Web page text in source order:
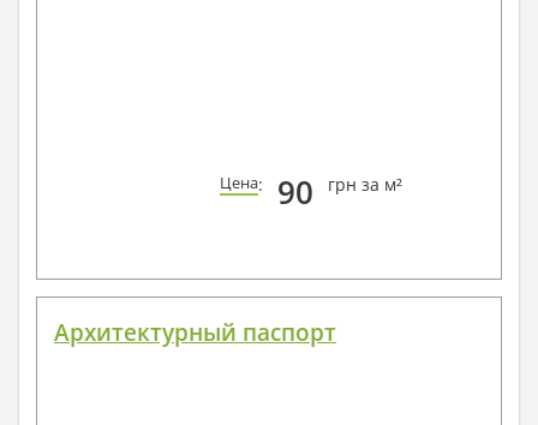
Цена: 90 грн за м²
Архитектурный паспорт